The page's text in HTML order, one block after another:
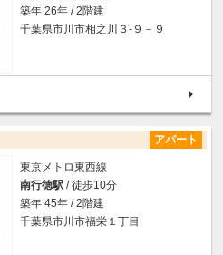
築年 26年 / 2階建
千葉県市川市相之川３-９－９
アパート
東京メトロ東西線
南行徳駅 / 徒歩10分
築年 45年 / 2階建
千葉県市川市福栄１丁目